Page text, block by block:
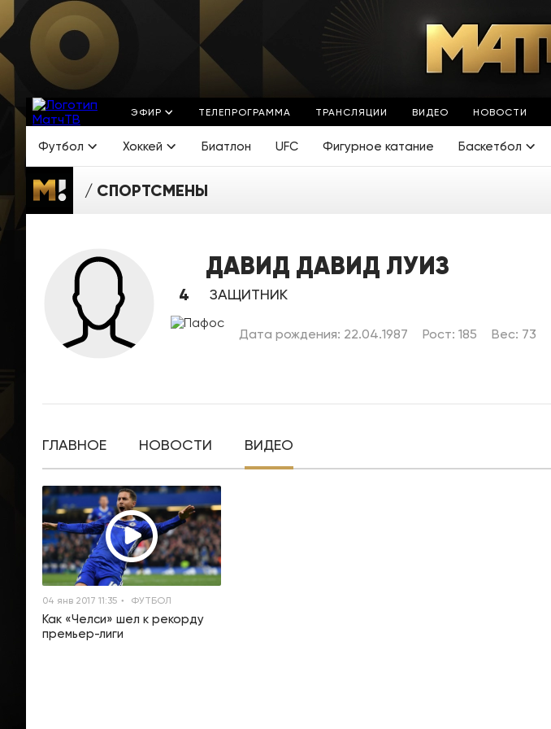
ЭФИР ТЕЛЕПРОГРАММА ТРАНСЛЯЦИИ ВИДЕО НОВОСТИ
Футбол Хоккей Биатлон UFC Фигурное катание Баскетбол
СПОРТСМЕНЫ
ДАВИД ДАВИД ЛУИЗ
4 ЗАЩИТНИК
Дата рождения: 22.04.1987 Рост: 185 Вес: 73
ГЛАВНОЕ НОВОСТИ ВИДЕО
04 янв 2017 11:35 ФУТБОЛ
Как «Челси» шел к рекорду
премьер-лиги